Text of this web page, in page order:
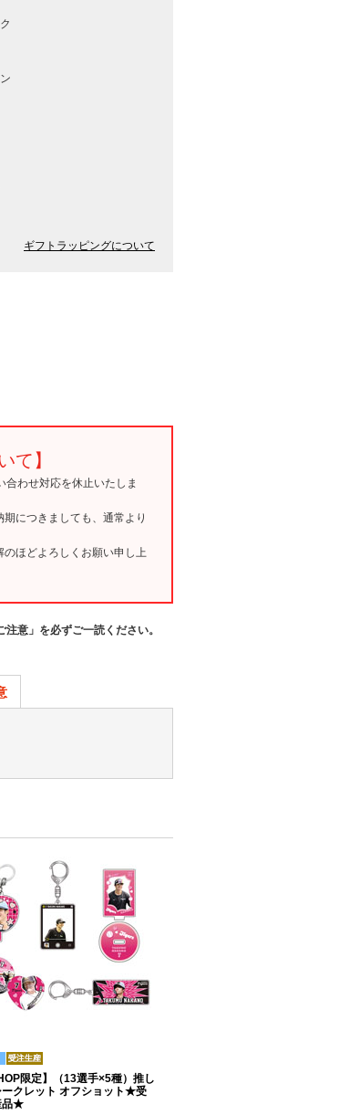
ギフトラッピングについて
て】
わせ対応を休止いたしま
につきましても、通常より
ほどよろしくお願い申し上
意」を必ずご一読ください。
限定】（13選手×5種）推し
ークレット オフショット★受
品★